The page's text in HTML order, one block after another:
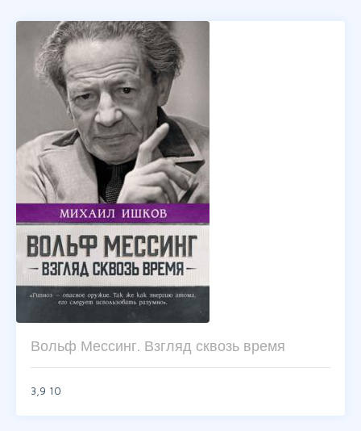
Вольф Мессинг. Взгляд сквозь время
3,9 10